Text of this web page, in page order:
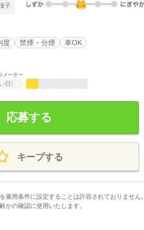
子
度 禁煙・分煙 車OK
メーター
目!
応募する
キープする
雇用条件に設定することは許容されておりません
かの確認に使用いたします。